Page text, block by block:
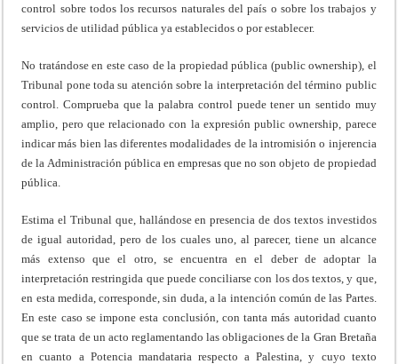
control sobre todos los recursos naturales del país o sobre los trabajos y
servicios de utilidad pública ya establecidos o por establecer.
No tratándose en este caso de la propiedad pública (public ownership), el
Tribunal pone toda su atención sobre la interpretación del término public
control. Comprueba que la palabra control puede tener un sentido muy
amplio, pero que relacionado con la expresión public ownership, parece
indicar más bien las diferentes modalidades de la intromisión o injerencia
de la Administración pública en empresas que no son objeto de propiedad
pública.
Estima el Tribunal que, hallándose en presencia de dos textos investidos
de igual autoridad, pero de los cuales uno, al parecer, tiene un alcance
más extenso que el otro, se encuentra en el deber de adoptar la
interpretación restringida que puede conciliarse con los dos textos, y que,
en esta medida, corresponde, sin duda, a la intención común de las Partes.
En este caso se impone esta conclusión, con tanta más autoridad cuanto
que se trata de un acto reglamentando las obligaciones de la Gran Bretaña
en cuanto a Potencia mandataria respecto a Palestina, y cuyo texto